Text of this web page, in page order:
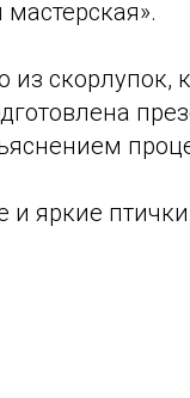
из скорлупок,
и яркие